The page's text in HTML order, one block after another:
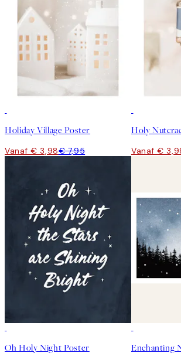
Holiday Village Poster
Vanaf € 3,98€ 7,95
Holy
Vanaf €
Oh Holy Night Poster Enchanting